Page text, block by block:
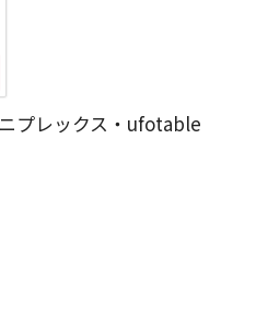
プレックス・ufotable